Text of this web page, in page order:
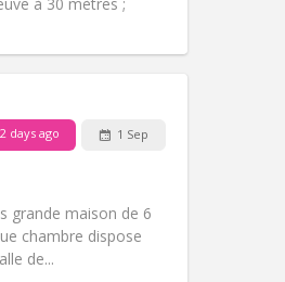
2 days ago 1 Sep
grande maison de 6
chambre dispose
de...